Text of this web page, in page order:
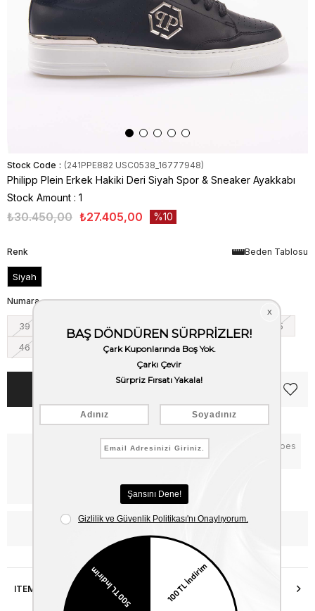
Stock Code (241PPE882 USC0538_16777948)
Philipp Plein Erkek Hakiki Deri Siyah Spor & Sneaker Ayakkabı
Stock Amount : 1
₺30.450,00 ₺27.405,00 10
Beden Tablosu
Renk
Siyah
Numara
39 41
45
46
Critical Stock
Notify me when the price goes
down
ITEM FEATURES